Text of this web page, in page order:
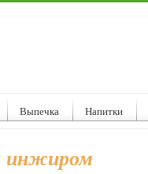
Выпечка Напитки
инжиром